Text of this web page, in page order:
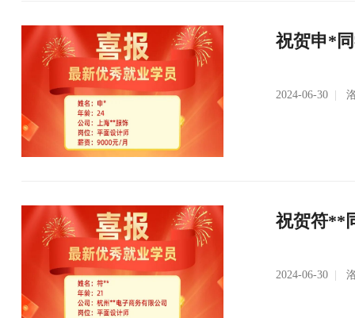
祝贺申*
2024-06-30
祝贺符**
2024-06-30